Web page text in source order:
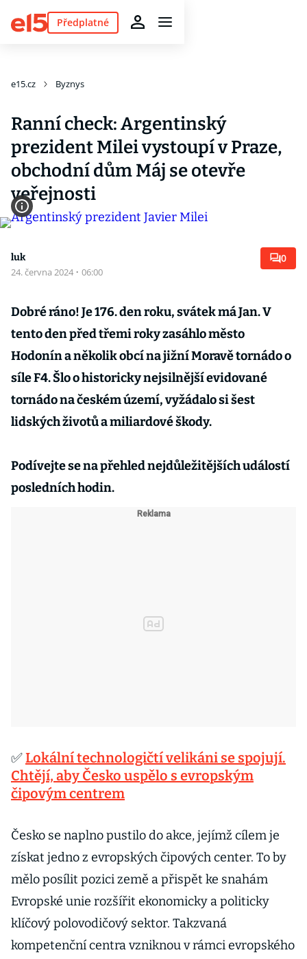
Předplatné
e15.cz Byznys
Ranní check: Argentinský
prezident Milei vystoupí v Praze,
obchodní dům Máj se otevře
veřejnosti
luk
24. června 2024 · 06:00
0
Dobré ráno! Je 176. den roku, svátek má Jan. V
tento den před třemi roky zasáhlo město
Hodonín a několik obcí na jižní Moravě tornádo o
síle F4. Šlo o historicky nejsilnější evidované
tornádo na českém území, vyžádalo si šest
lidských životů a miliardové škody.
Podívejte se na přehled nejdůležitějších událostí
posledních hodin.
✅Lokální technologičtí velikáni se spojují.
Chtějí, aby Česko uspělo s evropským
čipovým centrem
Česko se naplno pustilo do akce, jejímž cílem je
získat jedno z evropských čipových center. To by
mělo posílit pozici země a přispět ke snahám
Evropské unie rozšířit ekonomicky a politicky
klíčový polovodičový sektor. Takzvaná
kompetenční centra vzniknou v rámci evropského